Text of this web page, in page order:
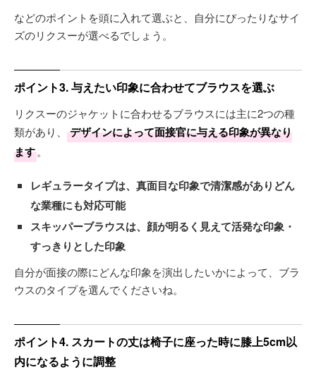
などのポイントを頭に入れて選ぶと、自分にぴったりなサイ
ズのリクスーが選べるでしょう。
ポイント3. 与えたい印象に合わせてブラウスを選ぶ
リクスーのジャケットに合わせるブラウスには主に2つの種
類があり、
デザインによって面接官に与える印象が異なり
ます。
レギュラータイプは、真面目な印象で清潔感がありどん
な業種にも対応可能
スキッパーブラウスは、顔が明るく見えて活発な印象・
すっきりとした印象
自分が面接の際にどんな印象を演出したいかによって、ブラ
ウスのタイプを選んでくださいね。
ポイント4. スカートの丈は椅子に座った時に膝上5cm以
内になるように調整